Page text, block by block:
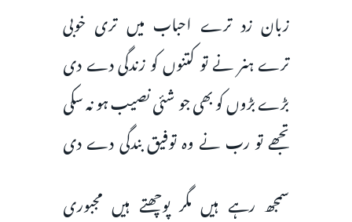
زبان زد ترے احباب میں تری خوبی
ترے ہنر نے تو کتنوں کو زندگی دے دی
بڑے بڑوں کو بھی جو شئی نصیب ہو نہ سکی
تجھے تو رب نے وہ توفیق بندگی دے دی
سمجھ رہے ہیں مگر پوچھتے ہیں مجبوری